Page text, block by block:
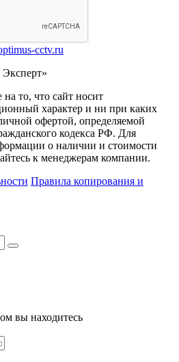
cctv.ru
то, что сайт носит
характер и ни при каких
офертой, определяемой
кодекса РФ. Для
о наличии и стоимости
к менеджерам компании.
Правила копирования и
вы находитесь